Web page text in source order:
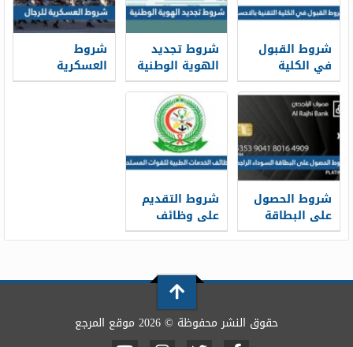
شروط القبول
في الكلية
التقنية بالاحساء
1448 ونسب
القبول
شروط تجديد
الهوية الوطنية
1448 قبل
انتهائها
شروط
العسكرية
للرجال 1448
شروط الحصول
على البطاقة
السوداء
شروط التقديم
على وظائف
الخدمات الطبية
حقوق النشر محفوظة © 2026 موقع المرجع